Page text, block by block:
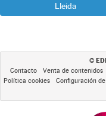
Lleida
©
Contacto Venta de contenidos
Política cookies
Configuración